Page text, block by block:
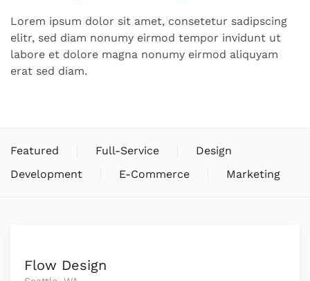
Lorem ipsum dolor sit amet, consetetur sadipscing
elitr, sed diam nonumy eirmod tempor invidunt ut
labore et dolore magna nonumy eirmod aliquyam
erat sed diam.
Featured Full-Service
Design
Development
E-Commerce Marketing
Flow Design